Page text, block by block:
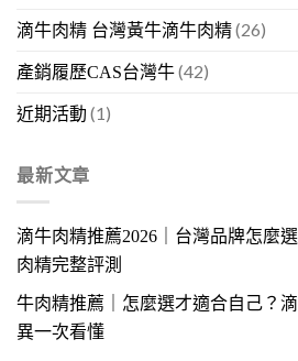
滴牛肉精 台灣黃牛滴牛肉精(26)
產銷履歷CAS台灣牛(42)
近期活動 (1)
最新文章
滴牛肉精推薦2026｜台灣品牌怎麼
肉精完整評測
牛肉精推薦｜怎麼選才適合自己？
異一次看懂